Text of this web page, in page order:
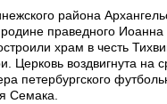
района
праведного Иоанна
храм в честь
Церковь воздвигнута на
петербургского
Семака.